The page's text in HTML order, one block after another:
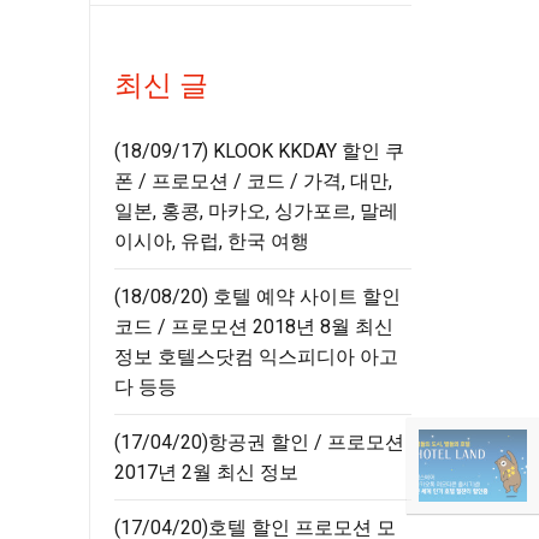
최신 글
(18/09/17) KLOOK KKDAY 할인 쿠
폰 / 프로모션 / 코드 / 가격, 대만,
일본, 홍콩, 마카오, 싱가포르, 말레
이시아, 유럽, 한국 여행
(18/08/20) 호텔 예약 사이트 할인
코드 / 프로모션 2018년 8월 최신
정보 호텔스닷컴 익스피디아 아고
다 등등
(17/04/20)항공권 할인 / 프로모션
2017년 2월 최신 정보
(17/04/20)호텔 할인 프로모션 모